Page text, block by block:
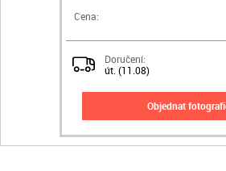
Cena:
Doručení:
út. (11.08)
objednat